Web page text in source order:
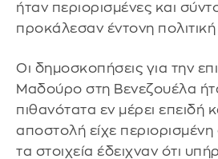
ήταν περιορισμένες και
προκάλεσαν έντονη
Οι δημοσκοπήσεις για την
Μαδούρο στη Βενεζουέλα
πιθανότατα εν μέρει επειδή
αποστολή είχε περιορισμένη
τα στοιχεία έδειχναν ότι